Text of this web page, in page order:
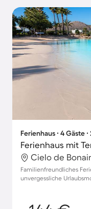
Ferienhaus ∙ 4 Gäste
Cielo de
Familienfreundliches
unvergessliche